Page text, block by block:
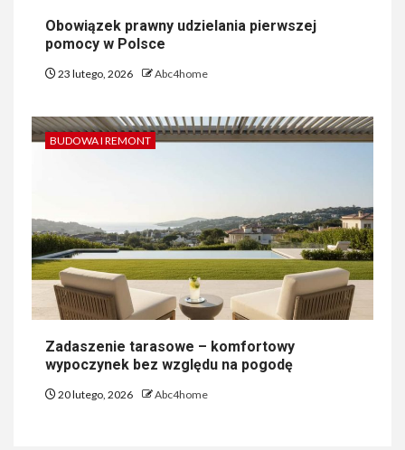
Obowiązek prawny udzielania pierwszej
pomocy w Polsce
23 lutego, 2026 Abc4home
BUDOWA I REMONT
Zadaszenie tarasowe – komfortowy
wypoczynek bez względu na pogodę
20 lutego, 2026 Abc4home